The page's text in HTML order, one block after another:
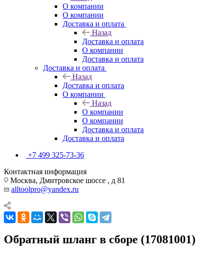
О компании
О компании
Доставка и оплата
Назад
Доставка и оплата
О компании
Доставка и оплата
Доставка и оплата
Назад
Доставка и оплата
О компании
Назад
О компании
О компании
Доставка и оплата
Доставка и оплата
+7 499 325-73-36
Контактная информация
Москва, Дмитровское шоссе , д 81
alltoolpro@yandex.ru
Обратный шланг в сборе (17081001)